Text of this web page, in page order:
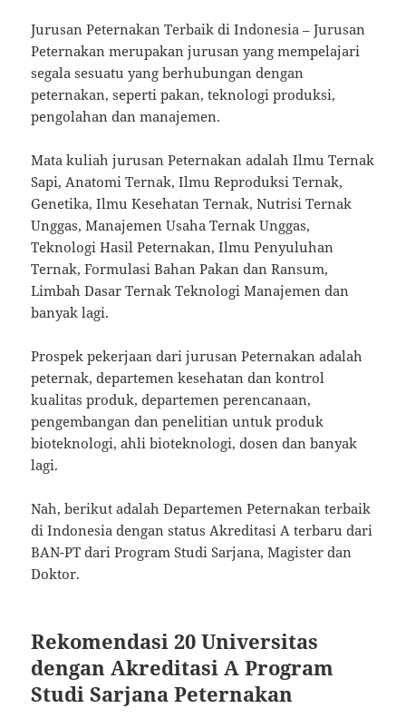
Jurusan Peternakan Terbaik di Indonesia – Jurusan
Peternakan merupakan jurusan yang mempelajari
segala sesuatu yang berhubungan dengan
peternakan, seperti pakan, teknologi produksi,
pengolahan dan manajemen.
Mata kuliah jurusan Peternakan adalah Ilmu Ternak
Sapi, Anatomi Ternak, Ilmu Reproduksi Ternak,
Genetika, Ilmu Kesehatan Ternak, Nutrisi Ternak
Unggas, Manajemen Usaha Ternak Unggas,
Teknologi Hasil Peternakan, Ilmu Penyuluhan
Ternak, Formulasi Bahan Pakan dan Ransum,
Limbah Dasar Ternak Teknologi Manajemen dan
banyak lagi.
Prospek pekerjaan dari jurusan Peternakan adalah
peternak, departemen kesehatan dan kontrol
kualitas produk, departemen perencanaan,
pengembangan dan penelitian untuk produk
bioteknologi, ahli bioteknologi, dosen dan banyak
lagi.
Nah, berikut adalah Departemen Peternakan terbaik
di Indonesia dengan status Akreditasi A terbaru dari
BAN-PT dari Program Studi Sarjana, Magister dan
Doktor.
Rekomendasi 20 Universitas
dengan Akreditasi A Program
Studi Sarjana Peternakan